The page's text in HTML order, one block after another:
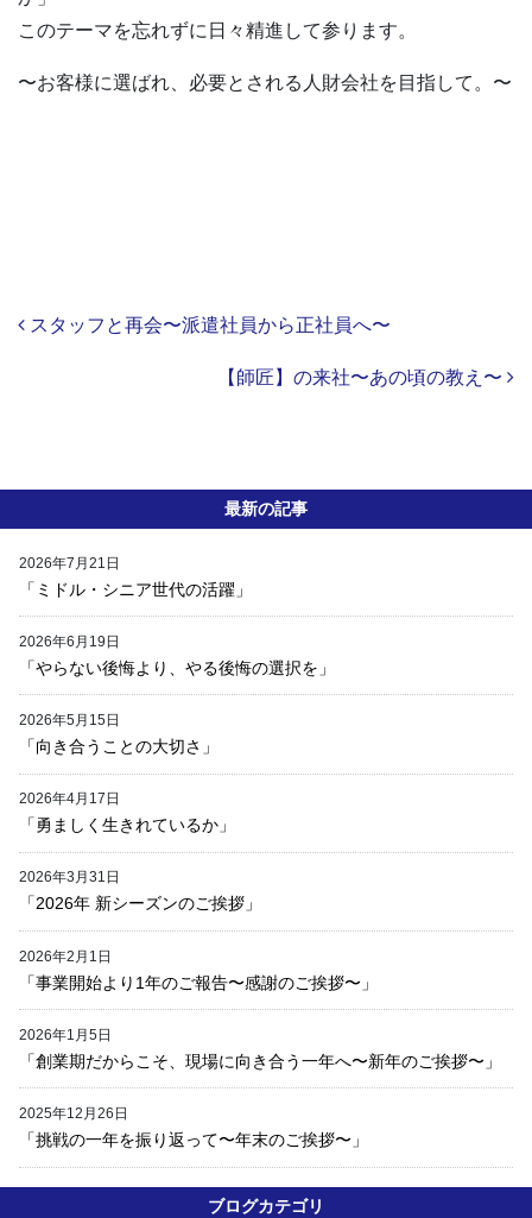
このテーマを忘れずに日々精進して参ります。
〜お客様に選ばれ、必要とされる人財会社を目指して。〜
Post navigation
スタッフと再会〜派遣社員から正社員へ〜
【師匠】の来社〜あの頃の教え〜
最新の記事
「ミドル・シニア世代の活躍」
2026年7月21日
「やらない後悔より、やる後悔の選択を」
2026年6月19日
「向き合うことの大切さ」
2026年5月15日
「勇ましく生きれているか」
2026年4月17日
「2026年 新シーズンのご挨拶」
2026年3月31日
「事業開始より1年のご報告〜感謝のご挨拶〜」
2026年2月1日
「創業期だからこそ、現場に向き合う一年へ〜新年のご挨拶〜」
2026年1月5日
「挑戦の一年を振り返って〜年末のご挨拶〜」
2025年12月26日
ブログカテゴリ